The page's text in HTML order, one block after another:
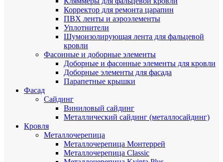
Корректор для ремонта царапин
ПВХ ленты и аэроэлементы
Уплотнители
Шумоизолирующая лента для фальцевой
кровли
Фасонные и доборные элементы
Доборные и фасонные элементы для кровли
Доборные элементы для фасада
Парапетные крышки
Фасад
Сайдинг
Виниловый сайдинг
Металлический сайдинг (металлосайдинг)
Кровля
Металлочерепица
Металлочерепица Монтеррей
Металлочерепица Classic